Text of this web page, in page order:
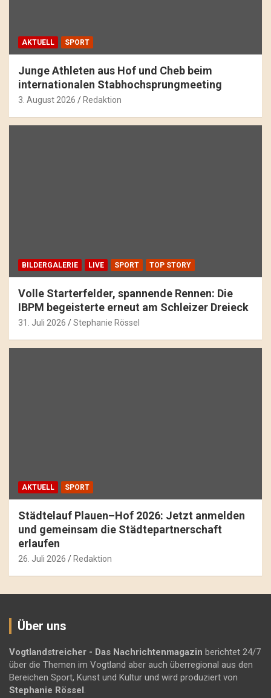
AKTUELL SPORT
Junge Athleten aus Hof und Cheb beim
internationalen Stabhochsprungmeeting
3. August 2026 Redaktion
BILDERGALERIE LIVE SPORT TOP STORY
Volle Starterfelder, spannende Rennen: Die
IBPM begeisterte erneut am Schleizer Dreieck
31. Juli 2026 Stephanie Rössel
AKTUELL SPORT
Städtelauf Plauen–Hof 2026: Jetzt anmelden
und gemeinsam die Städtepartnerschaft
erlaufen
26. Juli 2026 Redaktion
Über uns
Vogtlandstreicher - Das Nachrichtenmagazin berichtet 24/7
über die Themen im Vogtland aber auch überregional aus den
Bereichen Sport, Kunst und Kultur und wird produziert von
Stephanie Rössel .